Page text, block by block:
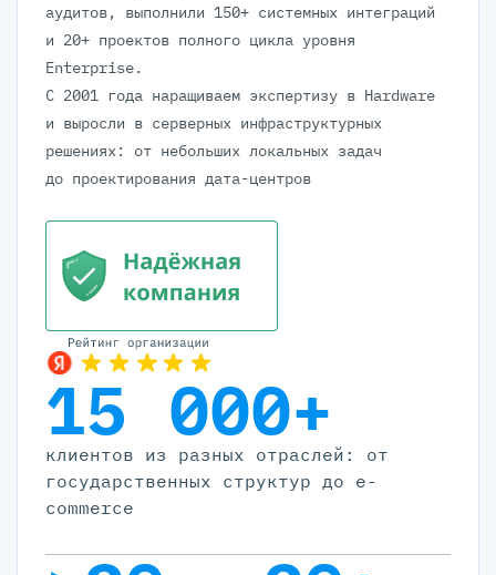
аудитов, выполнили 150+ системных интеграций
и 20+ проектов полного цикла уровня
Enterprise.
С 2001 года наращиваем экспертизу в Hardware
и выросли в серверных инфраструктурных
решениях: от небольших локальных задач
до проектирования дата-центров
15 000+
клиентов из разных отраслей: от
государственных структур до e-
commerce